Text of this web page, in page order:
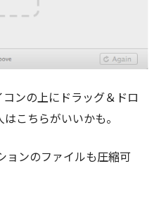
ンの上にドラッグ＆ドロ
こちらがいいかも。
ョンのファイルも圧縮可